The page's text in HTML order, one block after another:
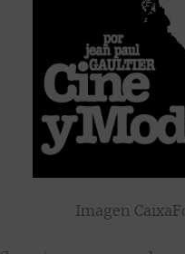
Imagen